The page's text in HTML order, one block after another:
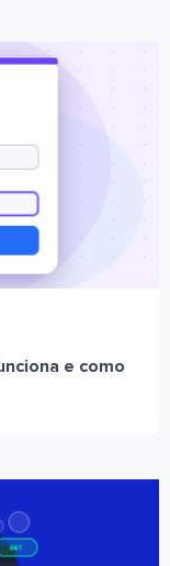
e como